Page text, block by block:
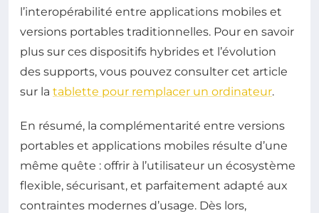
l’interopérabilité entre applications mobiles et
versions portables traditionnelles. Pour en savoir
plus sur ces dispositifs hybrides et l’évolution
des supports, vous pouvez consulter cet article
sur la tablette pour remplacer un ordinateur.
En résumé, la complémentarité entre versions
portables et applications mobiles résulte d’une
même quête : offrir à l’utilisateur un écosystème
flexible, sécurisant, et parfaitement adapté aux
contraintes modernes d’usage. Dès lors,